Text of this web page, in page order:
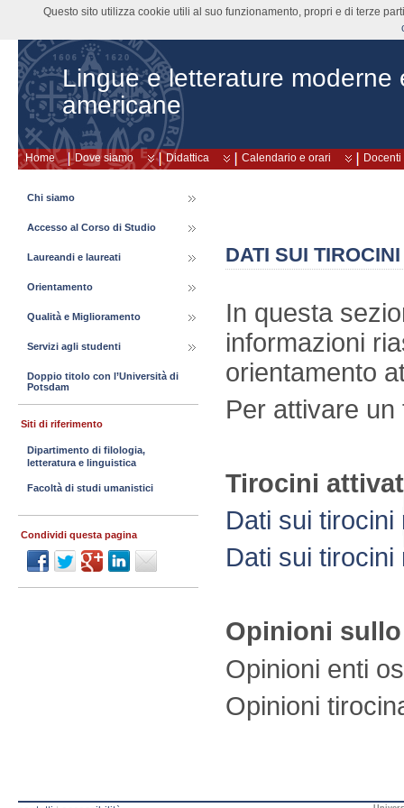
Lingue e letterature moderne
americane
Home Dove siamo Didattica Calendario e orari Docenti
DATI SUI TIROCINI
In questa
informazioni
orientamento
Per attivare
Tirocini
Dati sui tirocini
Dati sui tirocini
Opinioni
Opinioni enti
Opinioni
Chi siamo
Accesso al Corso di Studio
Laureandi e laureati
Orientamento
Qualità e Miglioramento
Servizi agli studenti
Doppio titolo con l’Università di
Potsdam
Siti di riferimento
Dipartimento di filologia,
letteratura e linguistica
Facoltà di studi umanistici
Condividi questa pagina
Questo sito utilizza cookie utili al suo funzionamento, propri e di terze